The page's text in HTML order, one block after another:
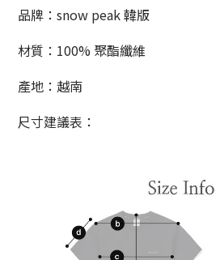
品牌：snow peak 韓版
材質：100% 聚酯纖維
產地：越南
尺寸建議表：